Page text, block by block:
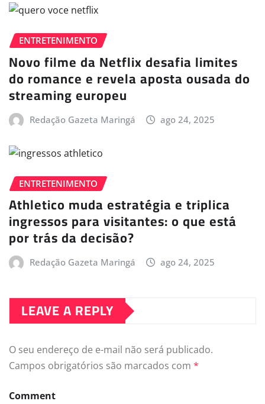
ENTRETENIMENTO
Novo filme da Netflix desafia limites
do romance e revela aposta ousada do
streaming europeu
Redação Gazeta Maringá ago 24, 2025
ENTRETENIMENTO
Athletico muda estratégia e triplica
ingressos para visitantes: o que está
por trás da decisão?
Redação Gazeta Maringá ago 24, 2025
LEAVE A REPLY
O seu endereço de e-mail não será publicado.
Campos obrigatórios são marcados com *
Comment